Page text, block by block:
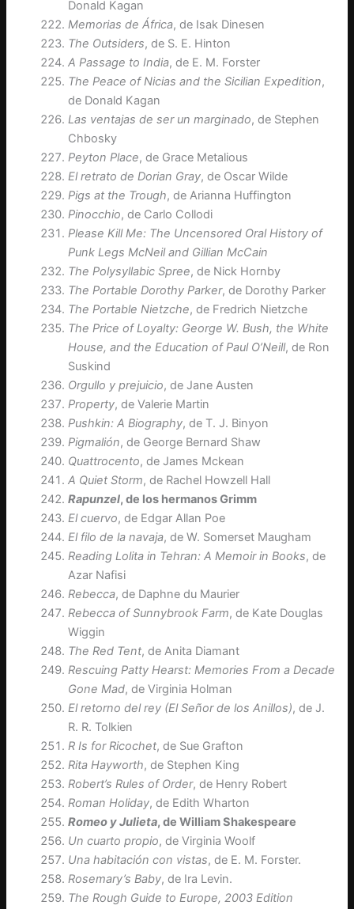
Donald Kagan
Memorias de África, de Isak Dinesen
The Outsiders, de S. E. Hinton
A Passage to India, de E. M. Forster
The Peace of Nicias and the Sicilian Expedition,
de Donald Kagan
Las ventajas de ser un marginado, de Stephen
Chbosky
Peyton Place, de Grace Metalious
El retrato de Dorian Gray, de Oscar Wilde
Pigs at the Trough, de Arianna Huffington
Pinocchio, de Carlo Collodi
Please Kill Me: The Uncensored Oral History of
Punk Legs McNeil and Gillian McCain
The Polysyllabic Spree, de Nick Hornby
The Portable Dorothy Parker, de Dorothy Parker
The Portable Nietzche, de Fredrich Nietzche
The Price of Loyalty: George W. Bush, the White
House, and the Education of Paul O’Neill, de Ron
Suskind
Orgullo y prejuicio, de Jane Austen
Property, de Valerie Martin
Pushkin: A Biography, de T. J. Binyon
Pigmalión, de George Bernard Shaw
Quattrocento, de James Mckean
A Quiet Storm, de Rachel Howzell Hall
Rapunzel, de los hermanos Grimm
El cuervo, de Edgar Allan Poe
El filo de la navaja, de W. Somerset Maugham
Reading Lolita in Tehran: A Memoir in Books, de
Azar Nafisi
Rebecca, de Daphne du Maurier
Rebecca of Sunnybrook Farm, de Kate Douglas
Wiggin
The Red Tent, de Anita Diamant
Rescuing Patty Hearst: Memories From a Decade
Gone Mad, de Virginia Holman
El retorno del rey (El Señor de los Anillos), de J.
R. R. Tolkien
R Is for Ricochet, de Sue Grafton
Rita Hayworth, de Stephen King
Robert’s Rules of Order, de Henry Robert
Roman Holiday, de Edith Wharton
Romeo y Julieta, de William Shakespeare
Un cuarto propio, de Virginia Woolf
Una habitación con vistas, de E. M. Forster.
Rosemary’s Baby, de Ira Levin.
The Rough Guide to Europe, 2003 Edition